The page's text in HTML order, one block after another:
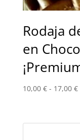
Rodaja
en
10,00 € - 17,00 €